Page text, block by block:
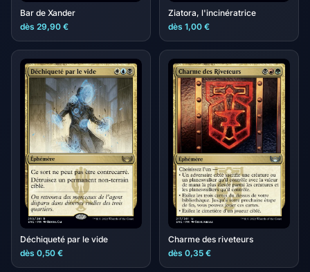
Bar de Xander
dès 29,90 €
Ziatora, l'incinératrice
dès 1,00 €
Déchiqueté par le vide
dès 0,50 €
Charme des riveteurs
dès 0,35 €